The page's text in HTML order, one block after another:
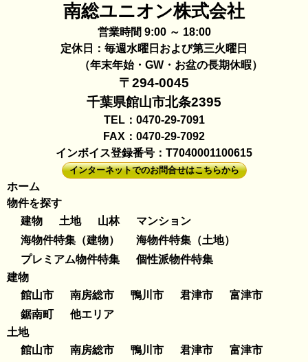
南総ユニオン株式会社
営業時間 9:00 ～ 18:00
定休日：毎週水曜日および第三火曜日
（年末年始・GW・お盆の長期休暇）
〒294-0045
千葉県館山市北条2395
TEL：0470-29-7091
FAX：0470-29-7092
インボイス登録番号：T7040001100615
インターネットでのお問合せはこちらから
ホーム
物件を探す
建物
土地 山林
マンション
海物件特集（建物）
海物件特集（土地）
プレミアム物件特集
個性派物件特集
建物
館山市
南房総市 鴨川市 君津市
富津市
鋸南町
他エリア
土地
館山市
南房総市 鴨川市 君津市
富津市